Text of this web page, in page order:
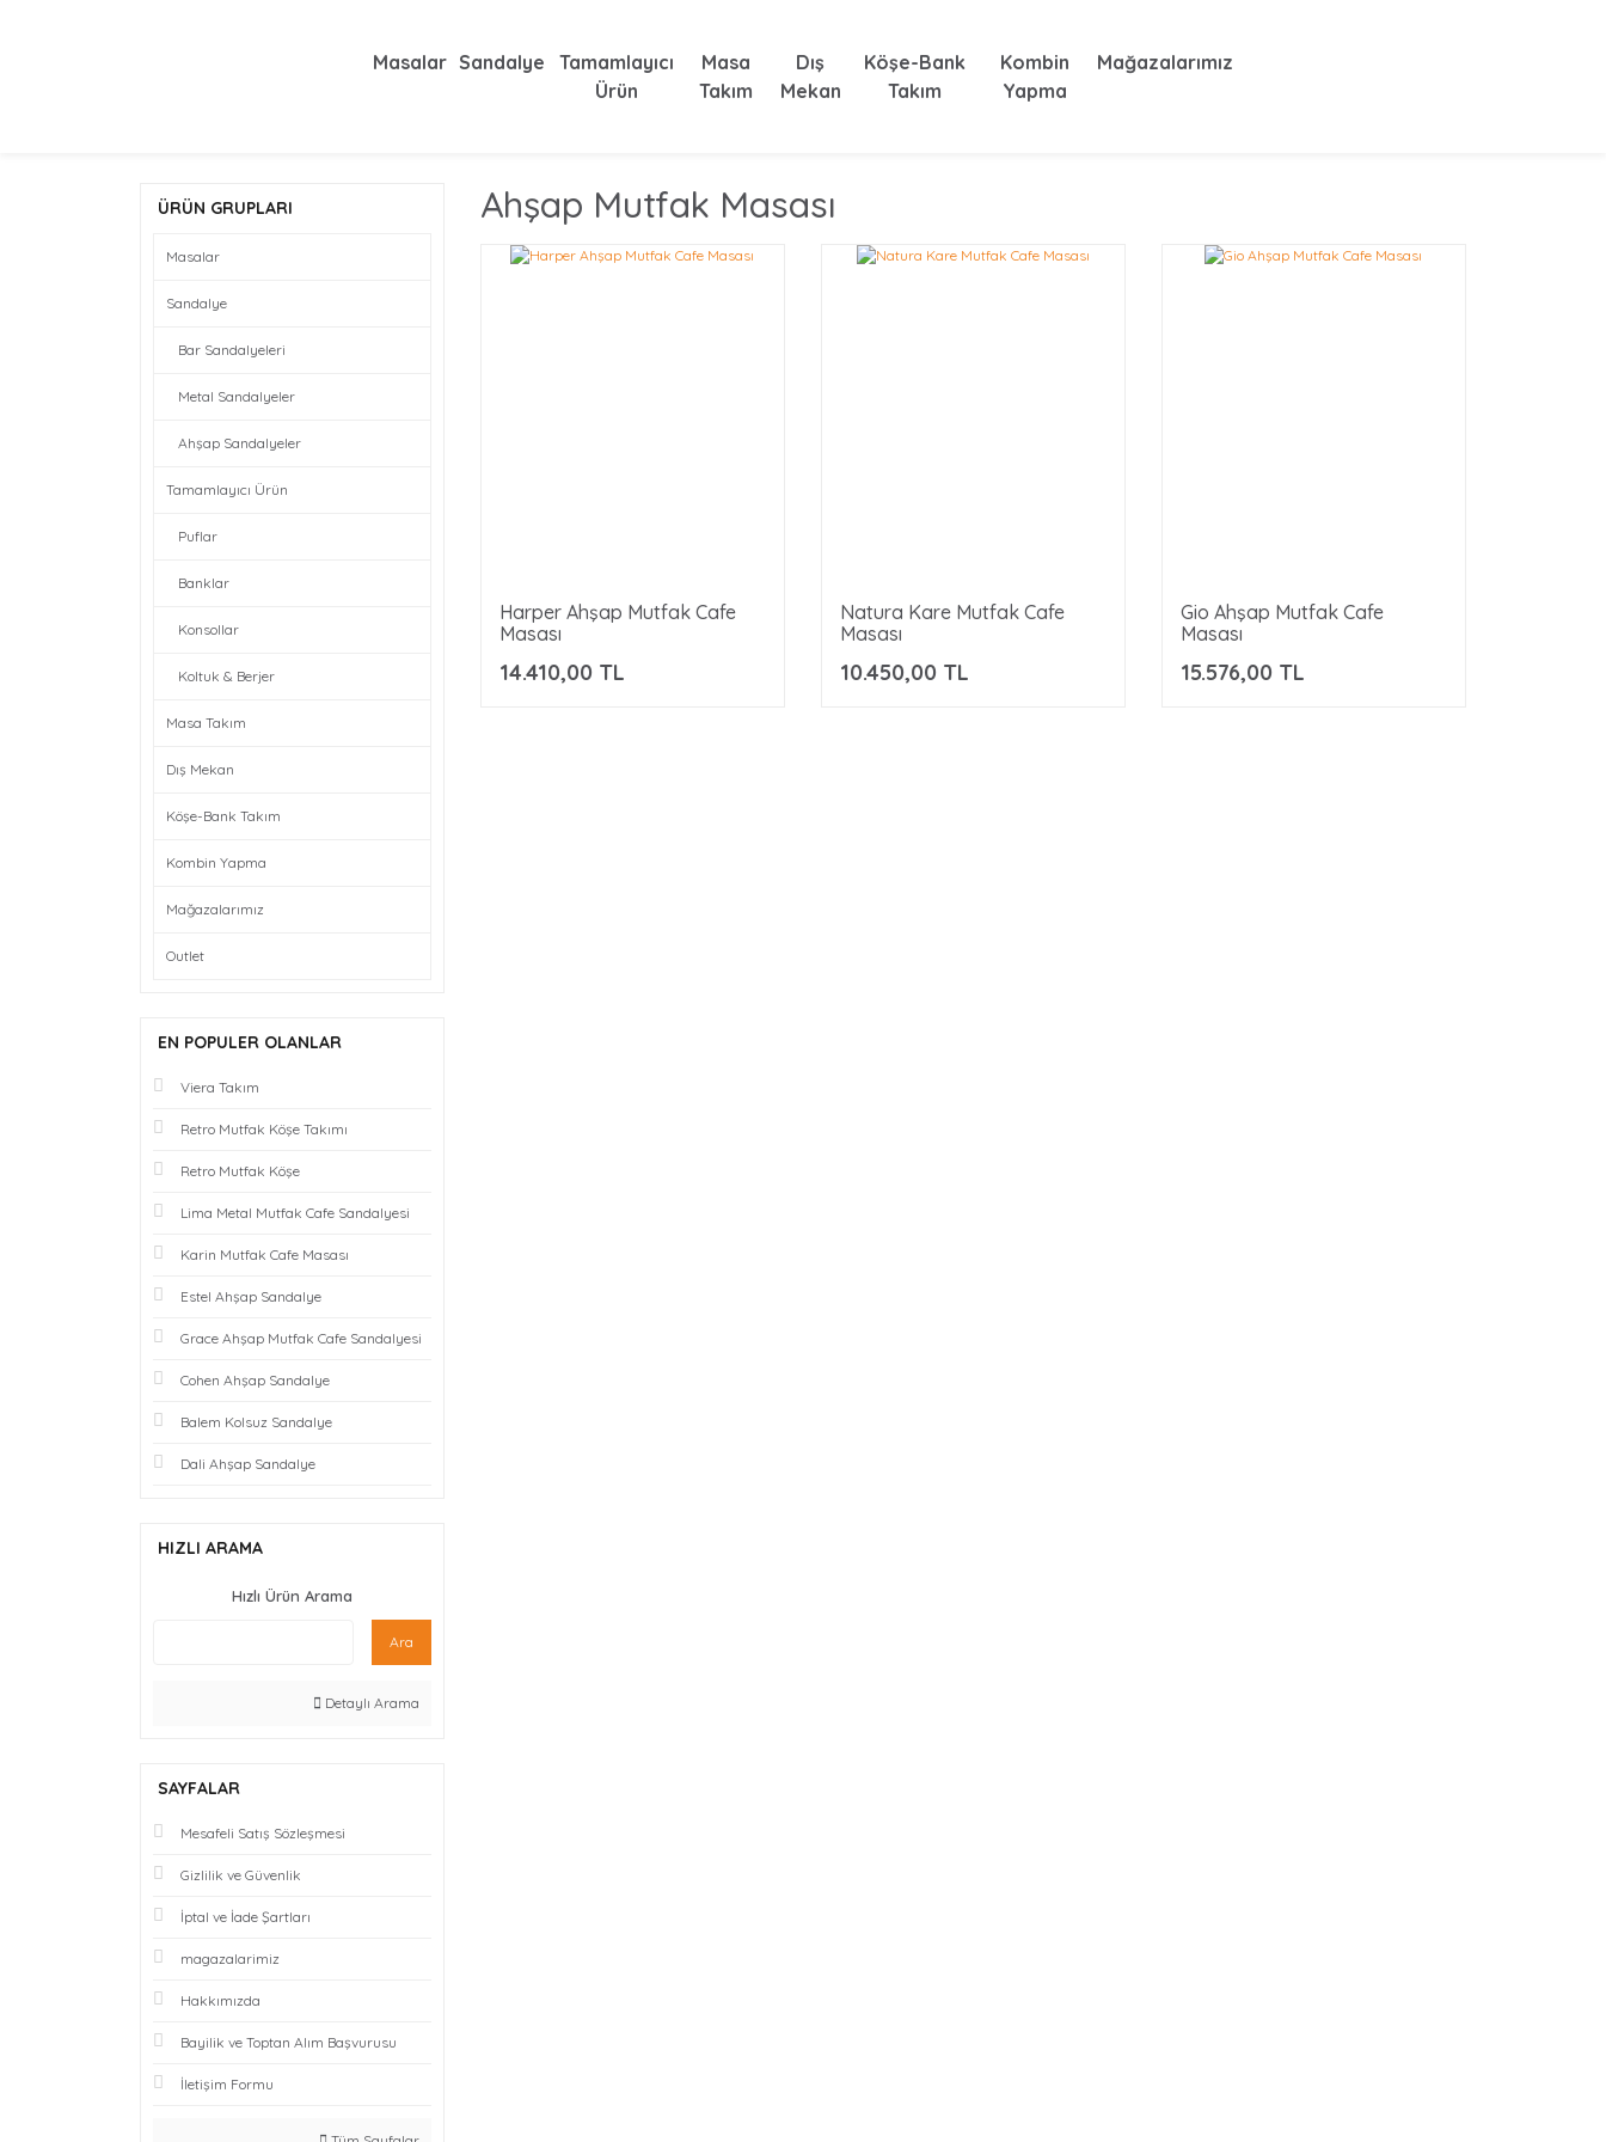
Masalar Sandalye
Tamamlayıcı
Ürün
Masa
Takım
Dış
Mekan
Köşe-Bank
Takım
Kombin
Yapma
Mağazalarımız
ÜRÜN GRUPLARI
Masalar
Sandalye
Bar Sandalyeleri
Metal Sandalyeler
Ahşap Sandalyeler
Tamamlayıcı Ürün
Puflar
Banklar
Konsollar
Koltuk & Berjer
Masa Takım
Dış Mekan
Köşe-Bank Takım
Kombin Yapma
Mağazalarımız
Outlet
EN POPULER OLANLAR
Viera Takım
Retro Mutfak Köşe Takımı
Retro Mutfak Köşe
Lima Metal Mutfak Cafe Sandalyesi
Karin Mutfak Cafe Masası
Estel Ahşap Sandalye
Grace Ahşap Mutfak Cafe Sandalyesi
Cohen Ahşap Sandalye
Balem Kolsuz Sandalye
Dali Ahşap Sandalye
HIZLI ARAMA
Hızlı Ürün Arama
Ara
Detaylı Arama
SAYFALAR
Mesafeli Satış Sözleşmesi
Gizlilik ve Güvenlik
İptal ve İade Şartları
magazalarimiz
Hakkımızda
Bayilik ve Toptan Alım Başvurusu
İletişim Formu
Ahşap Mutfak Masası
Harper Ahşap Mutfak Cafe
Masası
14.410,00 TL
Natura Kare Mutfak Cafe
Masası
10.450,00 TL
Gio Ahşap Mutfak Cafe
Masası
15.576,00 TL